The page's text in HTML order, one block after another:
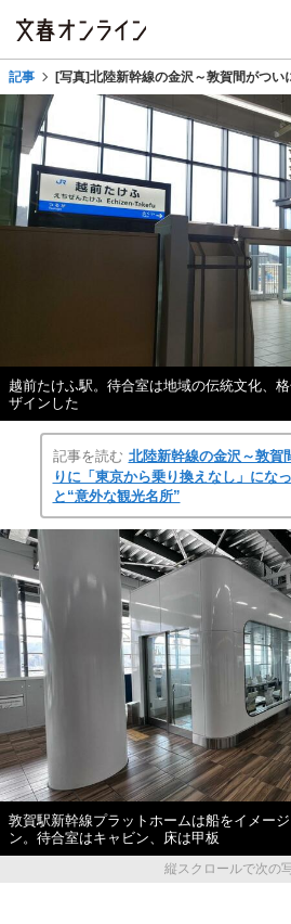
記事 [写真]北陸新幹線の金沢～敦賀間がつ
越前たけふ駅。待合室は地域の伝統文化、
ザインした
記事を読む 北陸新幹線の金沢～敦賀
りに「東京から乗り換えなし」にな
と“意外な観光名所”
敦賀駅新幹線プラットホームは船をイメー
ン。待合室はキャビン、床は甲板
縦スクロールで次の